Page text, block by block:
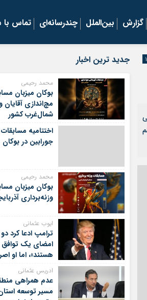
گزارش بین‌الملل چندرسانه‌ای تماس با
خاتم
جدید ترین اخبار
محمد رحیمی
بوکان میزبان
مچ‌اندازی آقایان
شمال‌غرب کشور
اختتامیه
جورابین در بوکان
محمد رحیمی
بوکان میزبان
وزنه‌برداری
ایوب عثمانی
ترامپ ادعا کرد
امضای یک
هستند»، اما او
برای کنار گذاشتن
هسته‌ای خود
بردارد
ادریس عثمانی
عدم همراهی
مسیر توسعه